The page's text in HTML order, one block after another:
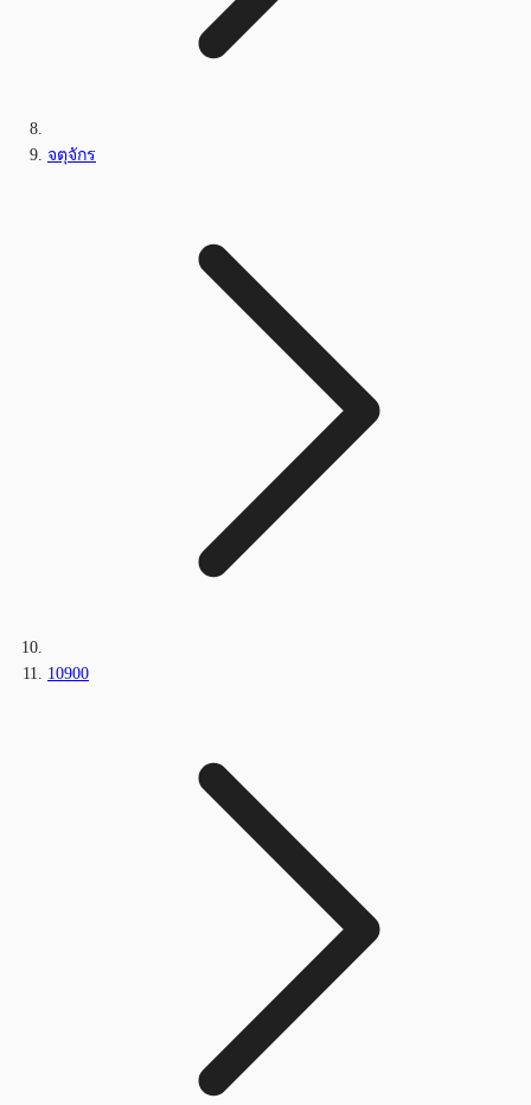
จตุจักร
10900